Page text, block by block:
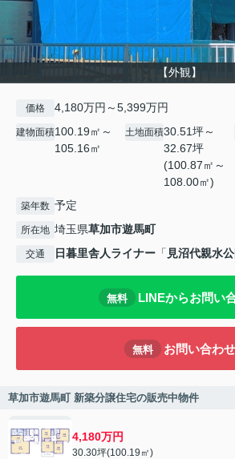
【外観】
価格 4,180万円～5,399万円
建物面積100.19㎡～
105.16㎡
土地面積30.51坪～
32.67坪
(100.87㎡～
108.00㎡)
築年数 予定
所在地 埼玉県草加市遊馬町
交通 日暮里舎人ライナー 「 見沼代親水
無料 LINEからお問い
無料 お問い合わせ
草加市遊馬町 新築分譲住宅の販売中物件
4,180万円
30.30坪(100.19㎡)